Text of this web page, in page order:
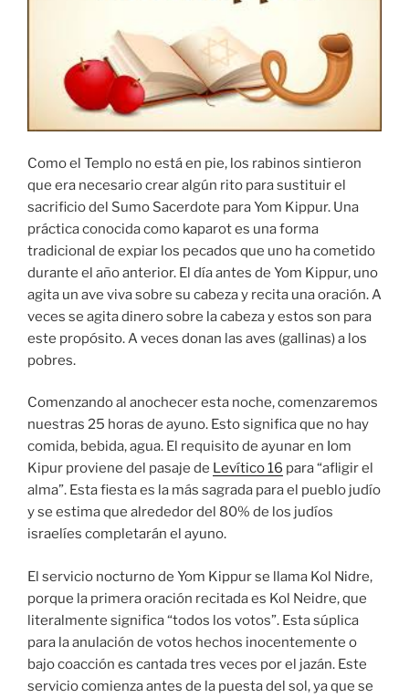
Como el Templo no está en pie, los rabinos sintieron
que era necesario crear algún rito para sustituir el
sacrificio del Sumo Sacerdote para Yom Kippur. Una
práctica conocida como kaparot es una forma
tradicional de expiar los pecados que uno ha cometido
durante el año anterior. El día antes de Yom Kippur, uno
agita un ave viva sobre su cabeza y recita una oración. A
veces se agita dinero sobre la cabeza y estos son para
este propósito. A veces donan las aves (gallinas) a los
pobres.
Comenzando al anochecer esta noche, comenzaremos
nuestras 25 horas de ayuno. Esto significa que no hay
comida, bebida, agua. El requisito de ayunar en Iom
Kipur proviene del pasaje de Levítico 16 para “afligir el
alma”. Esta fiesta es la más sagrada para el pueblo judío
y se estima que alrededor del 80% de los judíos
israelíes completarán el ayuno.
El servicio nocturno de Yom Kippur se llama Kol Nidre,
porque la primera oración recitada es Kol Neidre, que
literalmente significa “todos los votos”. Esta súplica
para la anulación de votos hechos inocentemente o
bajo coacción es cantada tres veces por el jazán. Este
servicio comienza antes de la puesta del sol, ya que se